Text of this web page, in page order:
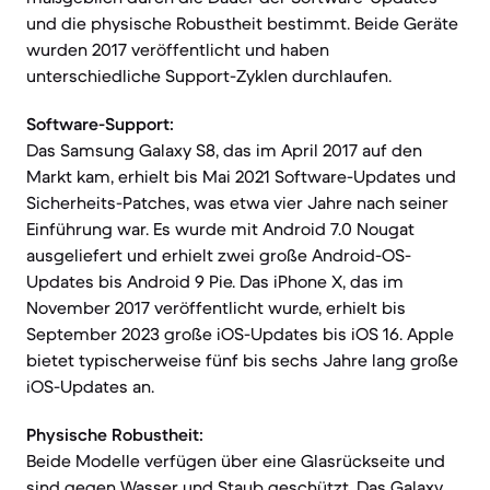
und die physische Robustheit bestimmt. Beide Geräte
wurden 2017 veröffentlicht und haben
unterschiedliche Support-Zyklen durchlaufen.
Software-Support:
Das Samsung Galaxy S8, das im April 2017 auf den
Markt kam, erhielt bis Mai 2021 Software-Updates und
Sicherheits-Patches, was etwa vier Jahre nach seiner
Einführung war. Es wurde mit Android 7.0 Nougat
ausgeliefert und erhielt zwei große Android-OS-
Updates bis Android 9 Pie. Das iPhone X, das im
November 2017 veröffentlicht wurde, erhielt bis
September 2023 große iOS-Updates bis iOS 16. Apple
bietet typischerweise fünf bis sechs Jahre lang große
iOS-Updates an.
Physische Robustheit:
Beide Modelle verfügen über eine Glasrückseite und